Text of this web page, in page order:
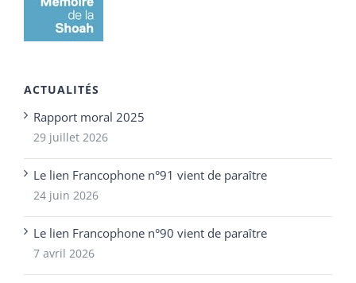
ACTUALITÉS
Rapport moral 2025
29 juillet 2026
Le lien Francophone n°91 vient de paraître
24 juin 2026
Le lien Francophone n°90 vient de paraître
7 avril 2026